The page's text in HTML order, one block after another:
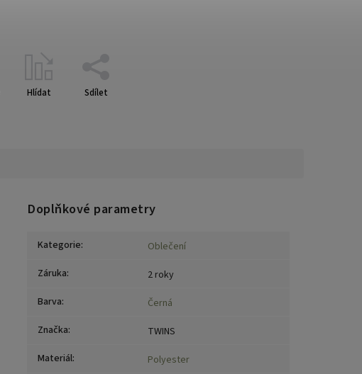
Hlídat Sdílet
Doplňkové parametry
Kategorie:
Oblečení
Záruka:
2 roky
Barva:
Černá
Značka:
TWINS
Materiál:
Polyester